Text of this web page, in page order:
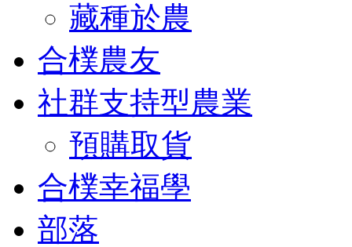
藏種於農
合樸農友
社群支持型農業
預購取貨
合樸幸福學
部落